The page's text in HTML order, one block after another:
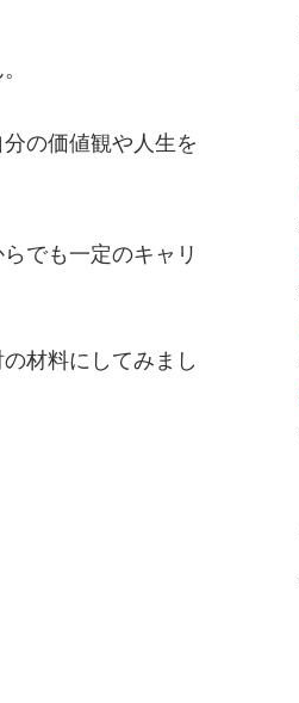
の価値観や人生を
でも一定のキャリ
材料にしてみまし